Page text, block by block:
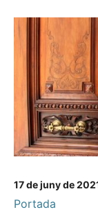
17 de juny de
Portada